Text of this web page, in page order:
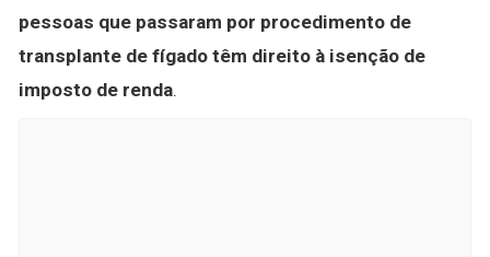
pessoas que passaram por procedimento de
transplante de fígado têm direito à isenção de
imposto de renda.